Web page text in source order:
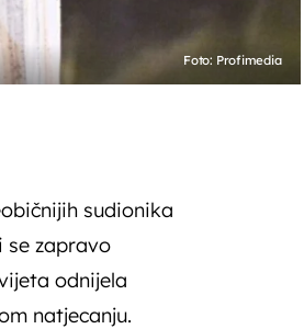
Foto: Profimedia
sudionika
se zapravo
odnijela
natjecanju.